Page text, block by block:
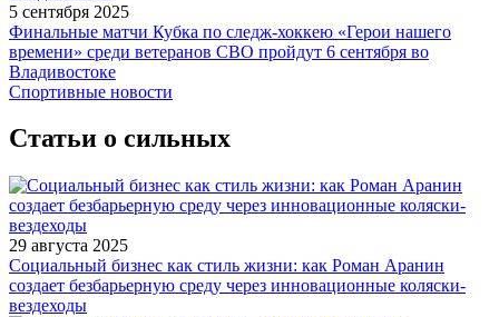
5 сентября 2025
Финальные матчи Кубка по следж-хоккею «Герои нашего
времени» среди ветеранов СВО пройдут 6 сентября во
Владивостоке
Спортивные новости
Статьи о сильных
29 августа 2025
Социальный бизнес как стиль жизни: как Роман Аранин
создает безбарьерную среду через инновационные коляски-
вездеходы